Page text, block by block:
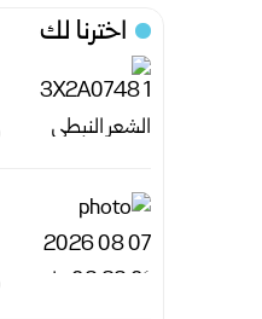
اخترنا لك